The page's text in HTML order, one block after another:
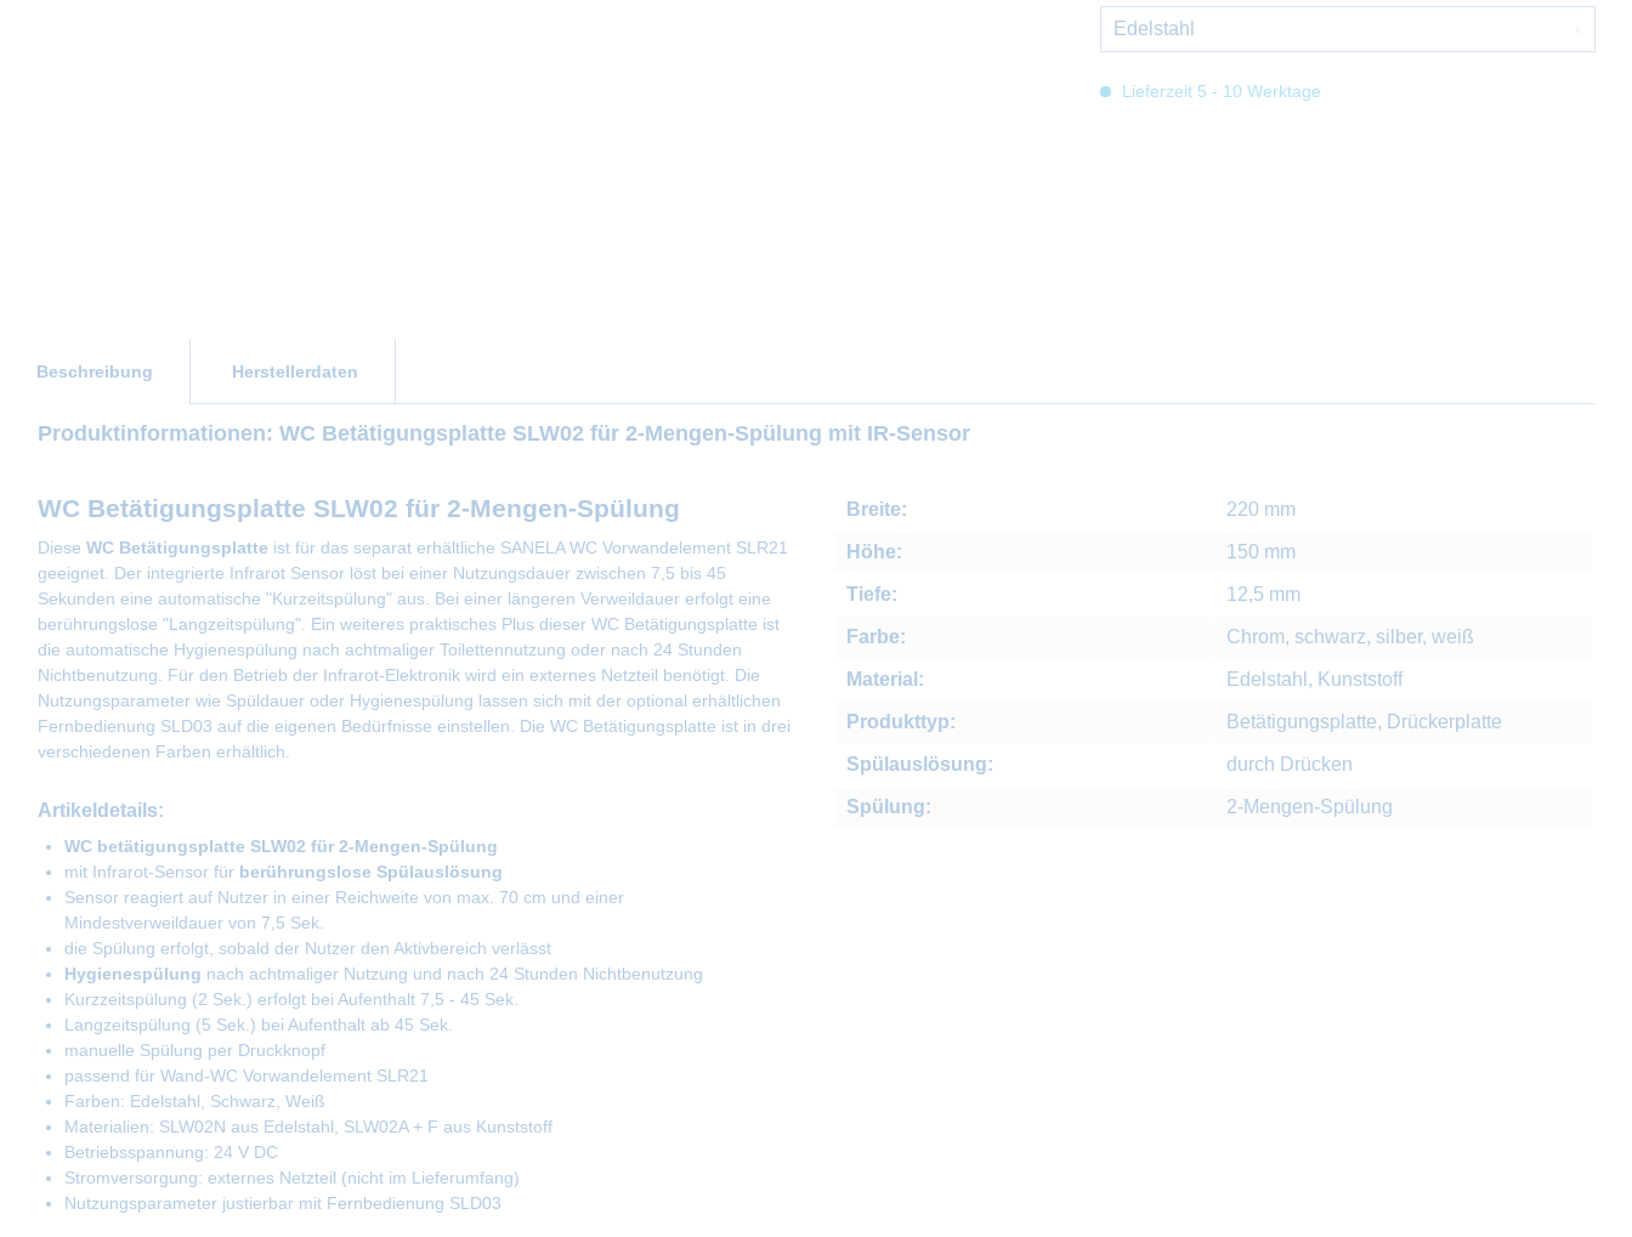
Lieferzeit 5 - 10 Werktage
Beschreibung Herstellerdaten
Produktinformationen: WC Betätigungsplatte SLW02 für 2-Mengen-Spülung mit IR-Sensor
WC Betätigungsplatte SLW02 für 2-Mengen-Spülung
Diese WC Betätigungsplatte ist für das separat erhältliche SANELA WC Vorwandelement SLR21
geeignet. Der integrierte Infrarot Sensor löst bei einer Nutzungsdauer zwischen 7,5 bis 45
Sekunden eine automatische "Kurzeitspülung" aus. Bei einer längeren Verweildauer erfolgt eine
berührungslose "Langzeitspülung". Ein weiteres praktisches Plus dieser WC Betätigungsplatte ist
die automatische Hygienespülung nach achtmaliger Toilettennutzung oder nach 24 Stunden
Nichtbenutzung. Für den Betrieb der Infrarot-Elektronik wird ein externes Netzteil benötigt. Die
Nutzungsparameter wie Spüldauer oder Hygienespülung lassen sich mit der optional erhältlichen
Fernbedienung SLD03 auf die eigenen Bedürfnisse einstellen. Die WC Betätigungsplatte ist in drei
verschiedenen Farben erhältlich.
Artikeldetails:
WC betätigungsplatte SLW02 für 2-Mengen-Spülung
mit Infrarot-Sensor für berührungslose Spülauslösung
Sensor reagiert auf Nutzer in einer Reichweite von max. 70 cm und einer
Mindestverweildauer von 7,5 Sek.
die Spülung erfolgt, sobald der Nutzer den Aktivbereich verlässt
Hygienespülung nach achtmaliger Nutzung und nach 24 Stunden Nichtbenutzung
Kurzzeitspülung (2 Sek.) erfolgt bei Aufenthalt 7,5 - 45 Sek.
Langzeitspülung (5 Sek.) bei Aufenthalt ab 45 Sek.
manuelle Spülung per Druckknopf
passend für Wand-WC Vorwandelement SLR21
Farben: Edelstahl, Schwarz, Weiß
Materialien: SLW02N aus Edelstahl, SLW02A + F aus Kunststoff
Betriebsspannung: 24 V DC
Stromversorgung: externes Netzteil (nicht im Lieferumfang)
Nutzungsparameter justierbar mit Fernbedienung SLD03
Breite: 220 mm
Höhe: 150 mm
Tiefe: 12,5 mm
Farbe: Chrom, schwarz, silber, weiß
Material: Edelstahl, Kunststoff
Produkttyp: Betätigungsplatte, Drückerplatte
Spülauslösung: durch Drücken
Spülung: 2-Mengen-Spülung